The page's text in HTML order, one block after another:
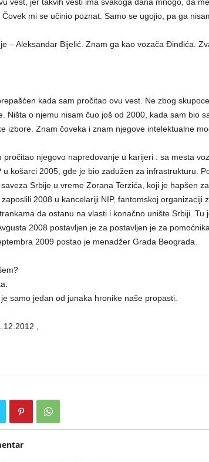
mi se učinio poznat. Samo se ugojio, pa ga
– Aleksandar Bijelić. Znam ga kao vozača Đinđića.
kada sam pročitao ovu vest. Ne zbog
Ništa o njemu nisam čuo još od 2000, kada sam bio
izbore. Znam čoveka i znam njegove intelektualne
pročitao njegovo napredovanje u karijeri : sa mesta
u košarci 2005, gde je bio zadužen za infrastrukturu.
Srbije u vreme Zorana Terzića, koji je hapšen
2008 u kancelariji NIP, fantomskoj organizaciji
da ostanu na vlasti i konačno unište Srbiji. Tu
2008 postavljen je za postavljen je za
2009 postao je menadžer Grada Beograda.
samo jedan od junaka hronike naše propasti.
‚